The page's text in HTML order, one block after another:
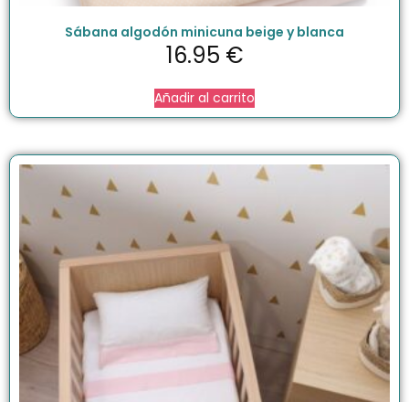
Sábana algodón minicuna beige y blanca
16.95 €
Añadir al carrito